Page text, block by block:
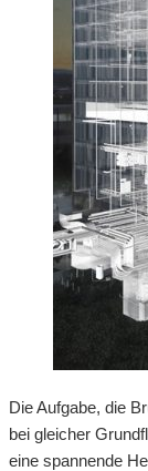
Die Aufgabe, die
bei gleicher
eine spannende